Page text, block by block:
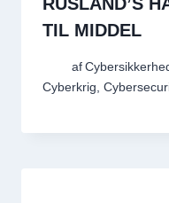
RUSLAND’S
TIL MIDDEL
af
Cyberkrig,